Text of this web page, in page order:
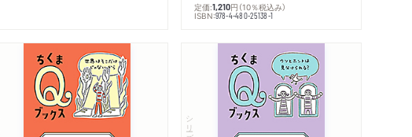
定価:1,210円 （10％税込み）
ISBN:978-4-480-25138-1
シリーズ・全集